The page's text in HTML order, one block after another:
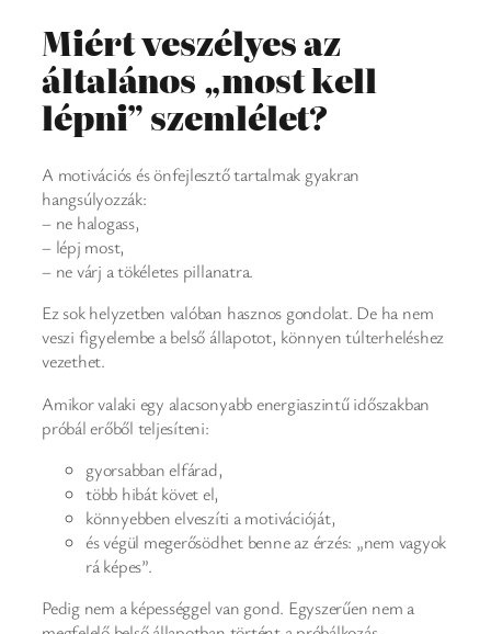
Miért veszélyes az
általános „most kell
lépni” szemlélet?
A motivációs és önfejlesztő tartalmak gyakran
hangsúlyozzák:
– ne halogass,
– lépj most,
– ne várj a tökéletes pillanatra.
Ez sok helyzetben valóban hasznos gondolat. De ha nem
veszi figyelembe a belső állapotot, könnyen túlterheléshez
vezethet.
Amikor valaki egy alacsonyabb energiaszintű időszakban
próbál erőből teljesíteni:
gyorsabban elfárad,
több hibát követ el,
könnyebben elveszíti a motivációját,
és végül megerősödhet benne az érzés: „nem vagyok
rá képes”.
Pedig nem a képességgel van gond. Egyszerűen nem a